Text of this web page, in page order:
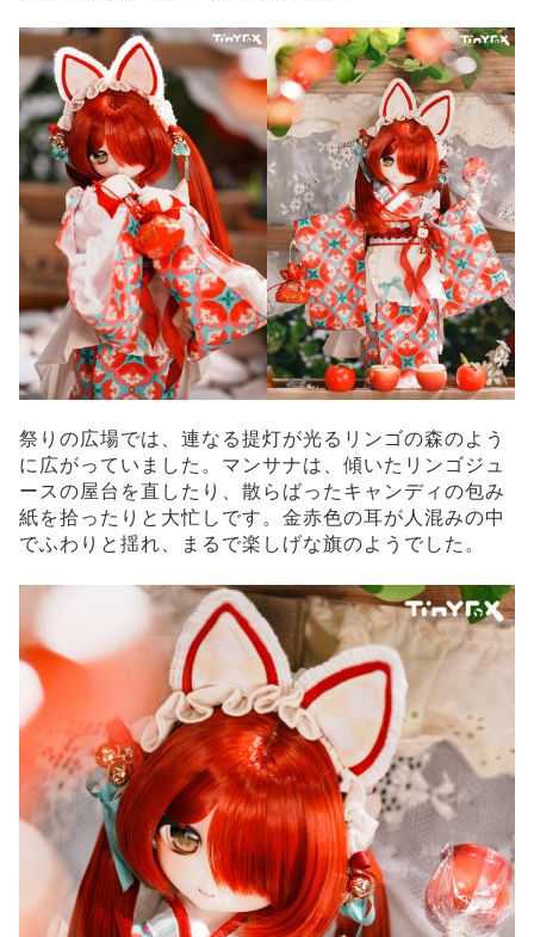
祭りの広場では、連なる提灯が光るリンゴの森のよう
に広がっていました。マンサナは、傾いたリンゴジュ
ースの屋台を直したり、散らばったキャンディの包み
紙を拾ったりと大忙しです。金赤色の耳が人混みの中
でふわりと揺れ、まるで楽しげな旗のようでした。